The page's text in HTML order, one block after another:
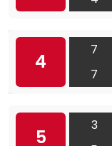
4
7
7
5
3